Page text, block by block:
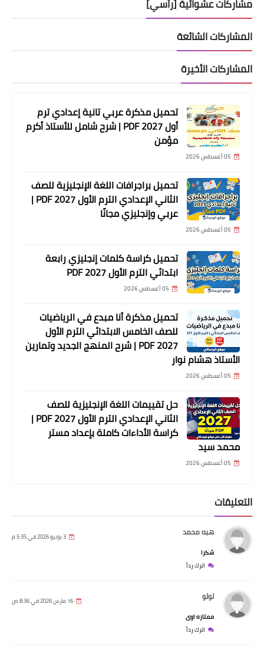
مشاركات عشوائية [رأسي]
المشاركات الشائعة
المشاركات الأخيرة
تحميل مذكرة عربي تانية إعدادي ترم
أول 2027 PDF | شرح شامل للأستاذ أكرم
مؤمن
05 أغسطس 2026
تحميل براجرافات اللغة الإنجليزية للصف
الثاني الإعدادي الترم الأول 2027 PDF |
عربي وإنجليزي مجانًا
05 أغسطس 2026
تحميل كراسة كلمات إنجليزي رابعة
ابتدائي الترم الأول 2027 PDF
05 أغسطس 2026
تحميل مذكرة أنا مبدع في الرياضيات
للصف الخامس الابتدائي الترم الأول
2027 PDF | شرح المنهج الجديد وتمارين
الأستاذ هشام نوار
05 أغسطس 2026
حل تقييمات اللغة الإنجليزية للصف
الثاني الإعدادي الترم الأول 2027 PDF |
كراسة الأداءات كاملة بإعداد مستر
محمد سيد
05 أغسطس 2026
التعليقات
هبه محمد 3 يونيو 2026 في 5:35 م
شكرا
اترك رداً
لولو 16 مارس 2026 في 8:36 ص
ممتازه اوى
اترك رداً